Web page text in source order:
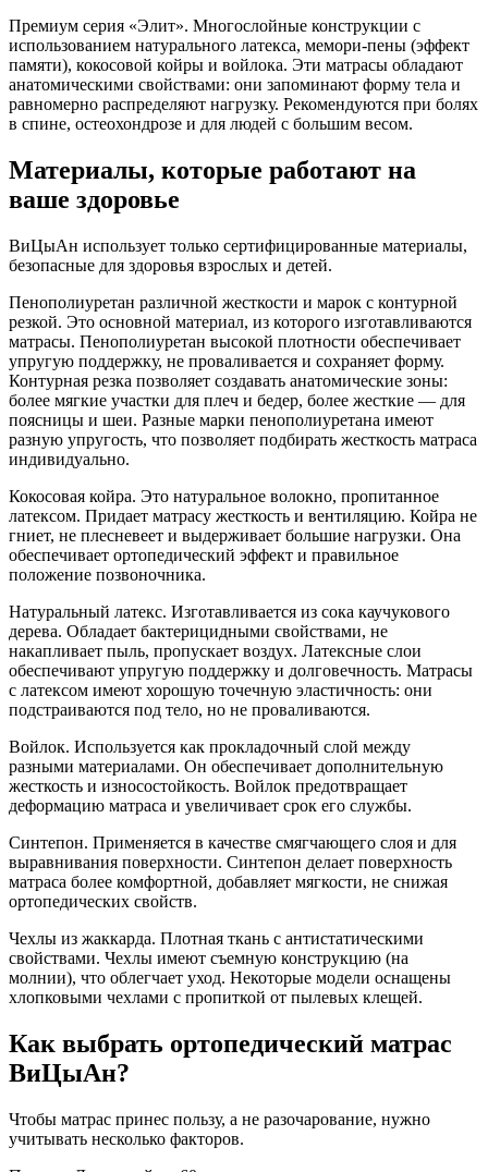
Премиум серия «Элит». Многослойные конструкции с
использованием натурального латекса, мемори-пены (эффект
памяти), кокосовой койры и войлока. Эти матрасы обладают
анатомическими свойствами: они запоминают форму тела и
равномерно распределяют нагрузку. Рекомендуются при болях
в спине, остеохондрозе и для людей с большим весом.
Материалы, которые работают на
ваше здоровье
ВиЦыАн использует только сертифицированные материалы,
безопасные для здоровья взрослых и детей.
Пенополиуретан различной жесткости и марок с контурной
резкой. Это основной материал, из которого изготавливаются
матрасы. Пенополиуретан высокой плотности обеспечивает
упругую поддержку, не проваливается и сохраняет форму.
Контурная резка позволяет создавать анатомические зоны:
более мягкие участки для плеч и бедер, более жесткие — для
поясницы и шеи. Разные марки пенополиуретана имеют
разную упругость, что позволяет подбирать жесткость матраса
индивидуально.
Кокосовая койра. Это натуральное волокно, пропитанное
латексом. Придает матрасу жесткость и вентиляцию. Койра не
гниет, не плесневеет и выдерживает большие нагрузки. Она
обеспечивает ортопедический эффект и правильное
положение позвоночника.
Натуральный латекс. Изготавливается из сока каучукового
дерева. Обладает бактерицидными свойствами, не
накапливает пыль, пропускает воздух. Латексные слои
обеспечивают упругую поддержку и долговечность. Матрасы
с латексом имеют хорошую точечную эластичность: они
подстраиваются под тело, но не проваливаются.
Войлок. Используется как прокладочный слой между
разными материалами. Он обеспечивает дополнительную
жесткость и износостойкость. Войлок предотвращает
деформацию матраса и увеличивает срок его службы.
Синтепон. Применяется в качестве смягчающего слоя и для
выравнивания поверхности. Синтепон делает поверхность
матраса более комфортной, добавляет мягкости, не снижая
ортопедических свойств.
Чехлы из жаккарда. Плотная ткань с антистатическими
свойствами. Чехлы имеют съемную конструкцию (на
молнии), что облегчает уход. Некоторые модели оснащены
хлопковыми чехлами с пропиткой от пылевых клещей.
Как выбрать ортопедический матрас
ВиЦыАн?
Чтобы матрас принес пользу, а не разочарование, нужно
учитывать несколько факторов.